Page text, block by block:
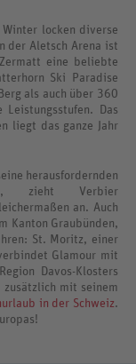
locken diverse
der Aletsch Arena ist
eine beliebte
Ski Paradise
als auch über 360
Das
liegt das ganze Jahr
herausfordernden
zieht Verbier
an. Auch
Kanton Graubünden,
St. Moritz, einer
Glamour mit
Davos-Klosters
mit seinem
in der Schweiz.